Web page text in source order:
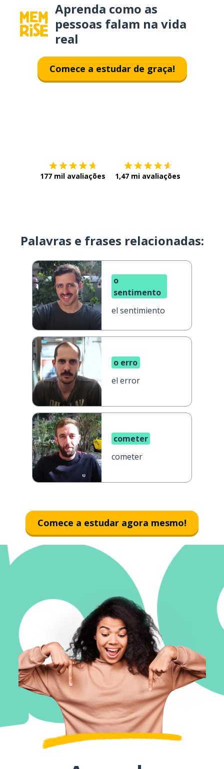
Aprenda como as
pessoas falam na vida
real
Comece a estudar de graça!
177 mil avaliações 1,47 mi avaliações
Palavras e frases relacionadas:
o
sentimento
el sentimiento
o erro
el error
cometer
cometer
Comece a estudar agora mesmo!